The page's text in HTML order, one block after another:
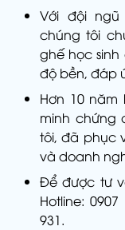
Với đội ngũ
chúng tôi
ghế học
độ bền, đáp
Hơn 10
minh chứng
tôi, đã phục
và doanh
Để được tư
Hotline:
931.